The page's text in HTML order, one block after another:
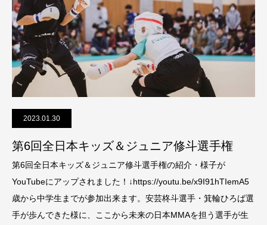
2023.01.30
第6回全日本キッズ＆ジュニア修斗選手権
第6回全日本キッズ＆ジュニア修斗選手権の紹介・様子が
YouTubeにアップされました！↓https://youtu.be/x9I91hTIemA5
歳から中学生までが参加出来ます。安芸柊斗選手・箕輪ひろば選
手が歩んできた様に、ここから未来の日本MMAを担う選手が生